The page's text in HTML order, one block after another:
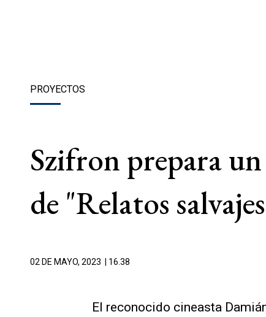
PROYECTOS
Szifron prepara
de "Relatos
02 DE MAYO, 2023 | 16.38
El reconocido cineasta